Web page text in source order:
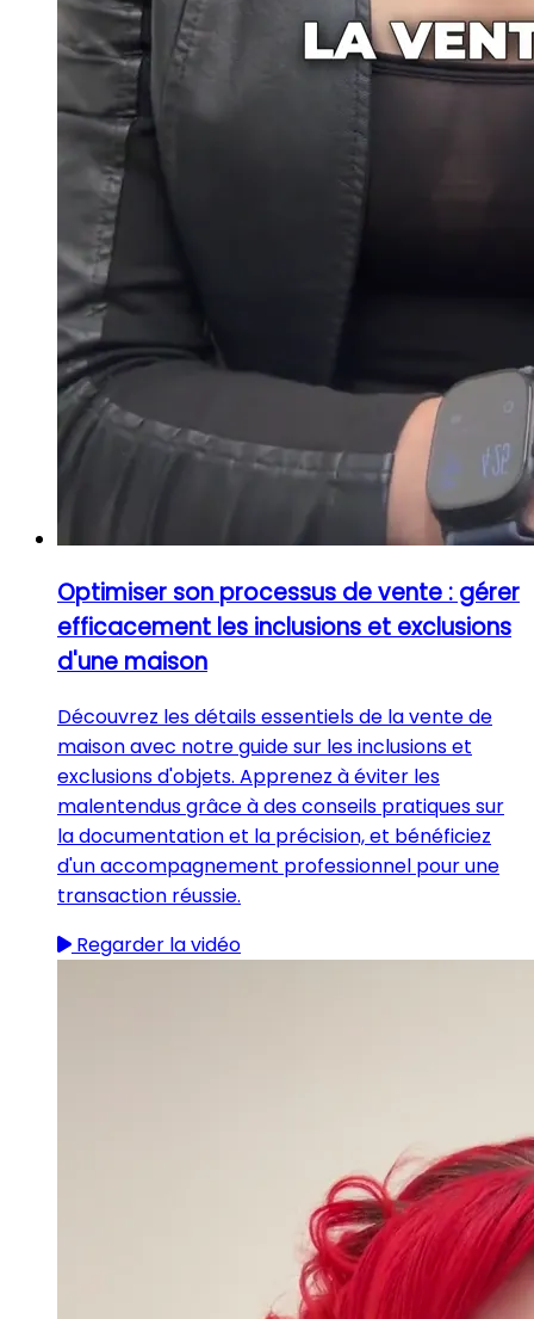
Optimiser son processus de vente : gérer
efficacement les inclusions et exclusions
d'une maison
Découvrez les détails essentiels de la vente de
maison avec notre guide sur les inclusions et
exclusions d'objets. Apprenez à éviter les
malentendus grâce à des conseils pratiques sur
la documentation et la précision, et bénéficiez
d'un accompagnement professionnel pour une
transaction réussie.
Regarder la vidéo